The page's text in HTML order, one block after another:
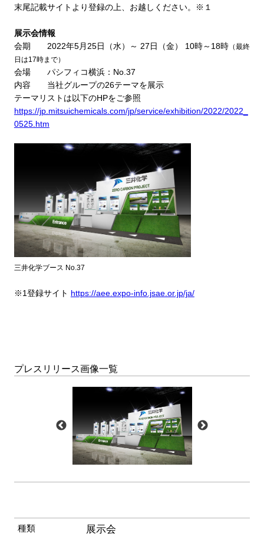
末尾記載サイトより登録の上、お越しください。※１
展示会情報
会期
2022年5月 25日（水）～ 27日（金） 10時～ 18時（最終
日は17時まで）
会場 パシフィコ横浜： No.37
内容
当社グループの26テーマを展示
テーマリストは以下のHPをご参照
https://jp.mitsuichemicals.com/jp/service/exhibition/2022/2022_
0525.htm
三井化学ブース No.37
※1登録サイト https://aee.expo-info.jsae.or.jp/ja/
プレスリリース画像一覧
種類 展示会